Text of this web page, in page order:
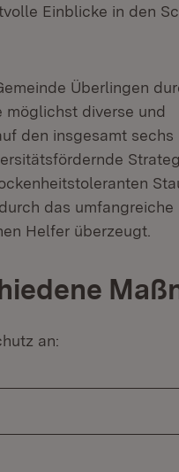
Einblicke in den
Überlingen
möglichst diverse und
den insgesamt sechs
das
Helfer überzeugt.
an: